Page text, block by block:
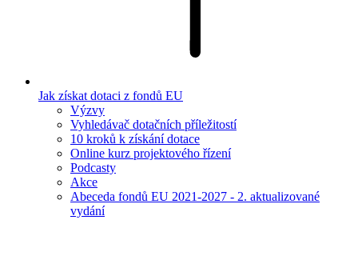
Jak získat dotaci z fondů EU
Výzvy
Vyhledávač dotačních příležitostí
10 kroků k získání dotace
Online kurz projektového řízení
Podcasty
Akce
Abeceda fondů EU 2021-2027 - 2. aktualizované
vydání